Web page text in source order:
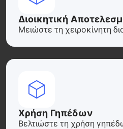
Διοικητική
Μειώστε τη χειροκίνητη
Χρήση Γηπέδων
Βελτιώστε τη χρήση